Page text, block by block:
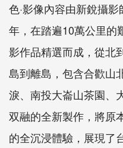
色·影像內容由新銳攝
年，在踏遍10萬公里的
影作品精選而成，從北
島到離島，包含合歡山
淚、南投大崙山茶園、
双融的全新製作，將原
的全沉浸體驗，展現了